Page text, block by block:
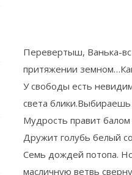
Перевертыш, Ванька-
притяжении
У свободы есть
света
Мудрость правит балом
Дружит голубь белый
Семь дождей потопа.
масличную ветвь